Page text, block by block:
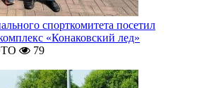
спорткомитета посетил
«Конаковский лед»
79